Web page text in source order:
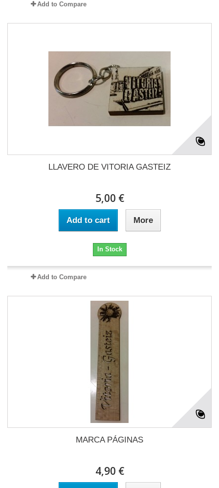
Add to Compare
LLAVERO DE VITORIA GASTEIZ
5,00 €
Add to cart More
In Stock
Add to Compare
MARCA PÁGINAS
4,90 €